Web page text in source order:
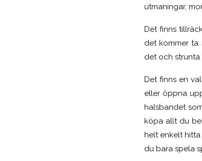
utmaningar,
Det finns
det kommer ta
det och strunta
Det finns en
eller öppna
halsbandet
köpa allt du
helt enkelt
du bara spela